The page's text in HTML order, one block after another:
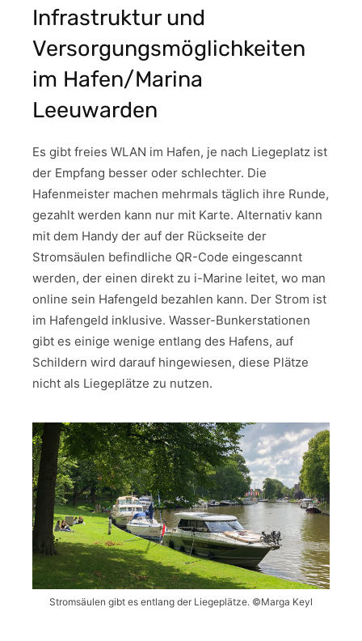
Infrastruktur und
Versorgungsmöglichkeiten
im Hafen/Marina
Leeuwarden
Es gibt freies WLAN im Hafen, je nach Liegeplatz ist
der Empfang besser oder schlechter. Die
Hafenmeister machen mehrmals täglich ihre Runde,
gezahlt werden kann nur mit Karte. Alternativ kann
mit dem Handy der auf der Rückseite der
Stromsäulen befindliche QR-Code eingescannt
werden, der einen direkt zu i-Marine leitet, wo man
online sein Hafengeld bezahlen kann. Der Strom ist
im Hafengeld inklusive. Wasser-Bunkerstationen
gibt es einige wenige entlang des Hafens, auf
Schildern wird darauf hingewiesen, diese Plätze
nicht als Liegeplätze zu nutzen.
Stromsäulen gibt es entlang der Liegeplätze. ©Marga Keyl